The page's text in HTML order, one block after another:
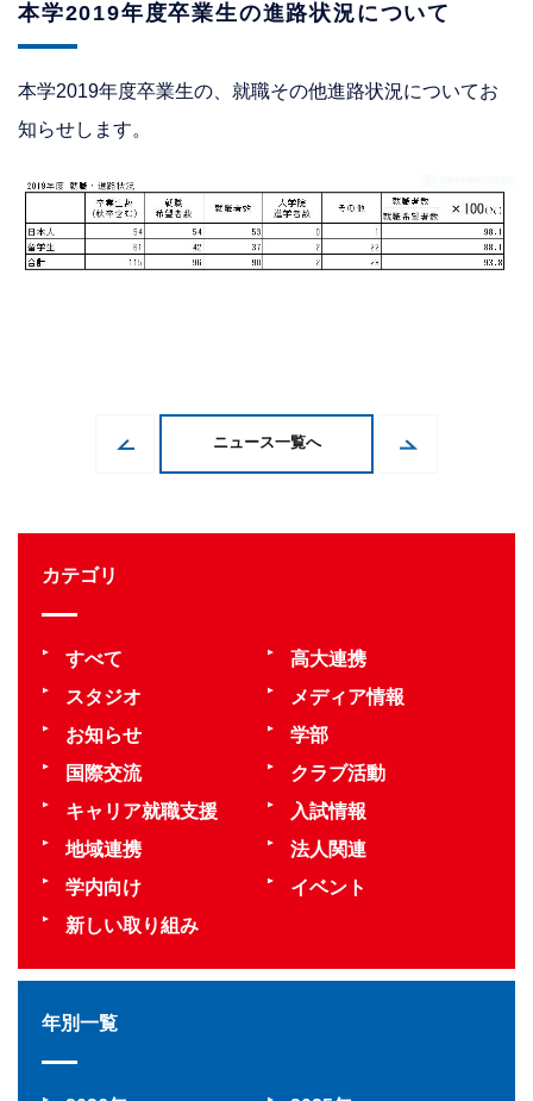
本学2019年度卒業生の進路状況について
本学2019年度卒業生の、就職その他進路状況についてお
知らせします。
ニュース一覧へ
カテゴリ
すべて
高大連携
スタジオ
メディア情報
お知らせ
学部
国際交流
クラブ活動
キャリア就職支援
入試情報
地域連携
法人関連
学内向け
イベント
新しい取り組み
年別一覧